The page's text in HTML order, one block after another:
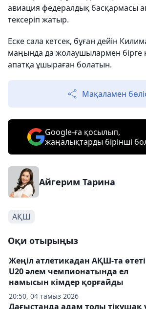
авиация федералдық басқармасы
тексеріп жатыр.
Еске сала кетсек, бұған дейін
маңында да жолаушылармен бірге
апатқа ұшыраған болатын.
Мақаламен
Google-ға қосылып,
жаңалықтарды бірінші
Айгерим Тарина
АҚШ
Оқи отырыңыз
20:50, 04 тамыз 2026
Жеңіл атлетикадан АҚШ-та
U20 әлем чемпионатында ел
намысын кімдер қорғайды
Дағыстанда адам толы тікұшақ